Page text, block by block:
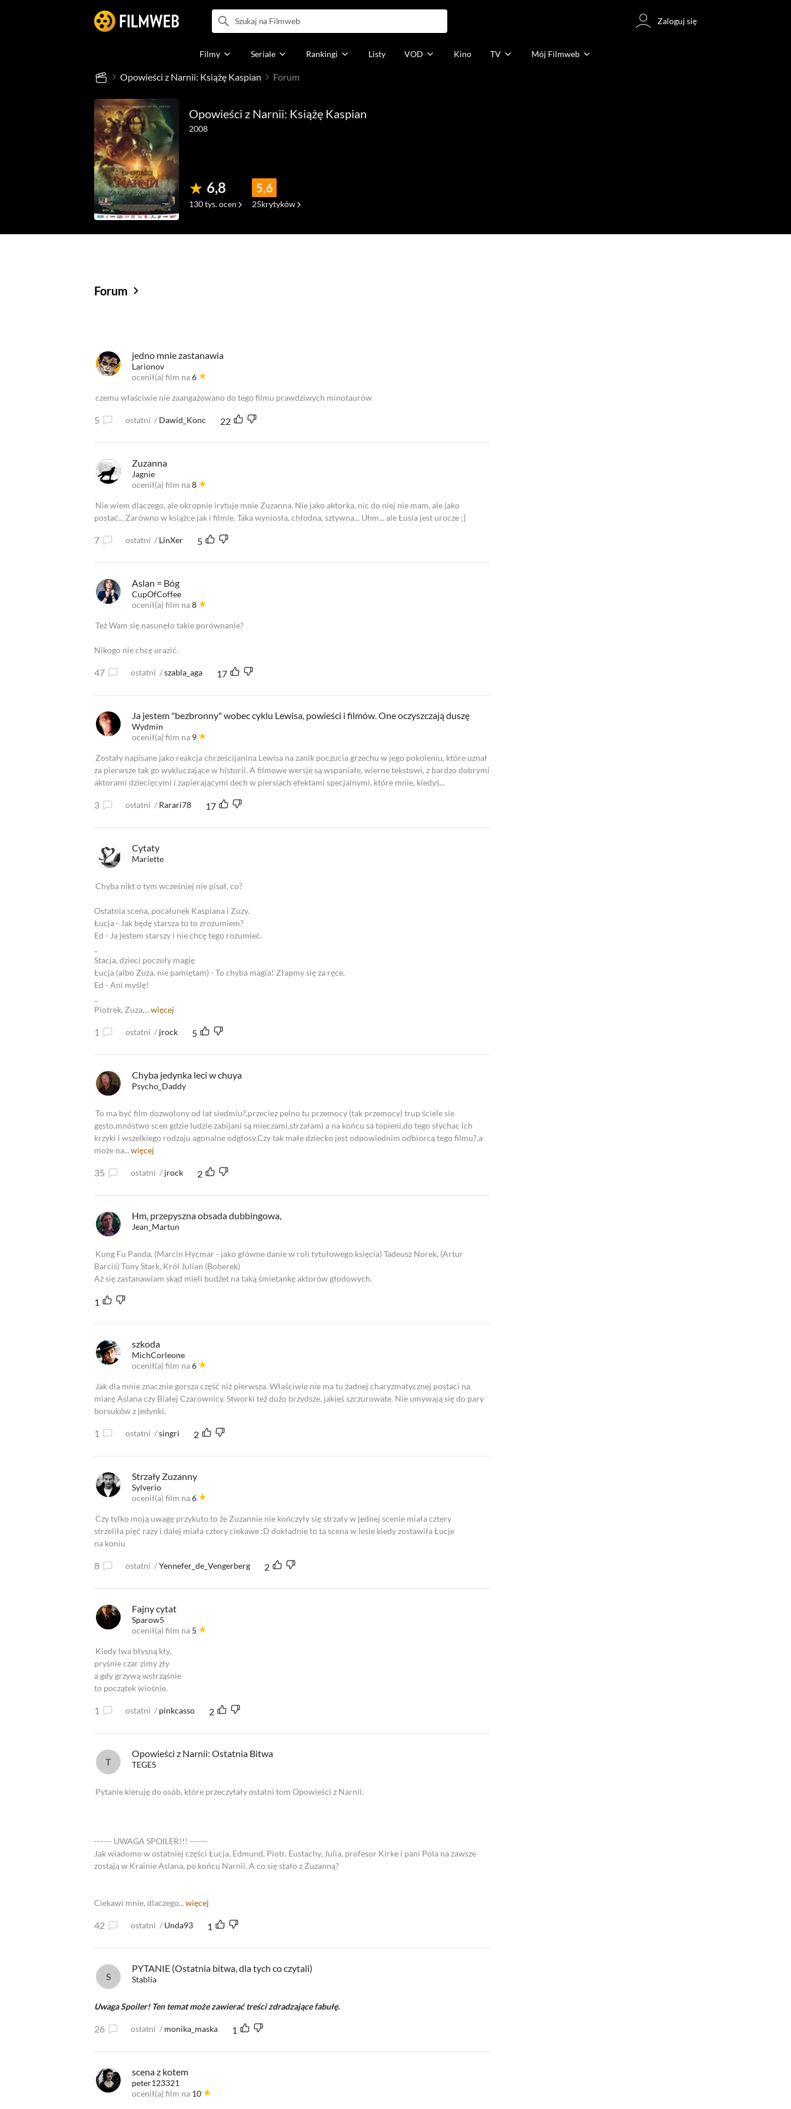
Zaloguj się
Filmy Seriale Rankingi Listy Mój Filmweb
VOD Kino TV
Opowieści z Narnii: Książę Kaspian Forum
Opowieści z Narnii: Książę Kaspian
2008
6,8
130 tys.ocen
5,6
25krytyków
Forum
jedno mnie zastanawia
Larionov
ocenił(a) film na6
czemu właściwie nie zaangażowano do tego filmu prawdziwych minotaurów
5 ostatni / Dawid_Konc 22
Zuzanna
Jagnie
ocenił(a) film na8
Nie wiem dlaczego, ale okropnie irytuje mnie Zuzanna. Nie jako aktorka, nic do niej nie mam, ale jako
postać... Zarówno w książce jak i filmie. Taka wyniosła, chłodna, sztywna... Uhm... ale Łusia jest urocze ;]
7 ostatni / LinXer 5
Aslan = Bóg
CupOfCoffee
ocenił(a) film na8
Też Wam się nasunęło takie porównanie?
Nikogo nie chcę urazić.
47 ostatni /szabla_aga 17
Ja jestem "bezbronny" wobec cyklu Lewisa, powieści i filmów. One oczyszczają duszę
Wydmin
ocenił(a) film na 9
Zostały napisane jako reakcja chrześcijanina Lewisa na zanik poczucia grzechu w jego pokoleniu, które uznał
za pierwsze tak go wykluczające w historii. A filmowe wersje są wspaniałe, wierne tekstowi, z bardzo dobrymi
aktorami dziecięcymi i zapierającymi dech w piersiach efektami specjalnymi, które mnie, kiedyś...
3 ostatni / Rarari78 17
Cytaty
Mariette
Chyba nikt o tym wcześniej nie pisał, co?
Ostatnia scena, pocałunek Kaspiana i Zuzy.
Łucja - Jak będę starsza to to zrozumiem?
Ed - Ja jestem starszy i nie chcę tego rozumieć.
Stacja, dzieci poczuły magię
Łucja (albo Zuza, nie pamiętam) - To chyba magia! Złapmy się za ręce.
Ed - Ani myślę!
Piotrek, Zuza,...więcej
1 ostatni / jrock 5
Chyba jedynka leci w chuya
Psycho_Daddy
To ma być film dozwolony od lat siedmiu?,przeciez pelno tu przemocy (tak przemocy) trup ściele sie
gęsto,mnóstwo scen gdzie ludzie zabijani są mieczami,strzałami a na końcu sa topieni,do tego słychac ich
krzyki i wszelkiego rodzaju agonalne odgłosy.Czy tak małe dziecko jest odpowiednim odbiorcą tego filmu?,a
może na...więcej
35 ostatni / jrock 2
Hm, przepyszna obsada dubbingowa,
Jean_Martun
Kung Fu Panda, (Marcin Hycmar - jako główne danie w roli tytułowego księcia) Tadeusz Norek, (Artur
Barciś) Tony Stark, Król Julian (Boberek)
Aż się zastanawiam skąd mieli budżet na taką śmietankę aktorów głodowych.
1
szkoda
MichCorleone
ocenił(a) film na6
Jak dla mnie znacznie gorsza część niż pierwsza. Właściwie nie ma tu żadnej charyzmatycznej postaci na
miarę Aslana czy Białej Czarownicy. Stworki też dużo brzydsze, jakieś szczurowate. Nie umywają się do pary
borsuków z jedynki.
1 ostatni /singri 2
Strzały Zuzanny
Sylverio
ocenił(a) film na6
Czy tylko moją uwagę przykuło to że Zuzannie nie kończyły się strzały w jednej scenie miała cztery
strzeliła pięć razy i dalej miała cztery ciekawe :D dokładnie to ta scena w lesie kiedy zostawiła Łucje
na koniu
8 ostatni /Yennefer_de_Vengerberg 2
Fajny cytat
Sparow5
ocenił(a) film na 5
Kiedy lwa błysną kły,
pryśnie czar zimy zły
a gdy grzywą wstrząśnie
to początek wiośnie.
1 ostatni / pinkcasso 2
Opowieści z Narnii: Ostatnia Bitwa
TEGES
Pytanie kieruję do osób, które przeczytały ostatni tom Opowieści z Narnii.
------ UWAGA SPOILER!!! ------
Jak wiadomo w ostatniej części Łucja, Edmund, Piotr, Eustachy, Julia, profesor Kirke i pani Pola na zawsze
zostają w Krainie Aslana, po końcu Narnii. A co się stało z Zuzanną?
Ciekawi mnie, dlaczego...więcej
42 ostatni / Unda93 1
PYTANIE (Ostatnia bitwa, dla tych co czytali)
Stablia
Uwaga Spoiler! Ten temat może zawierać treści zdradzające fabułę.
26 ostatni / monika_maska 1
scena z kotem
peter123321
ocenił(a) film na 10